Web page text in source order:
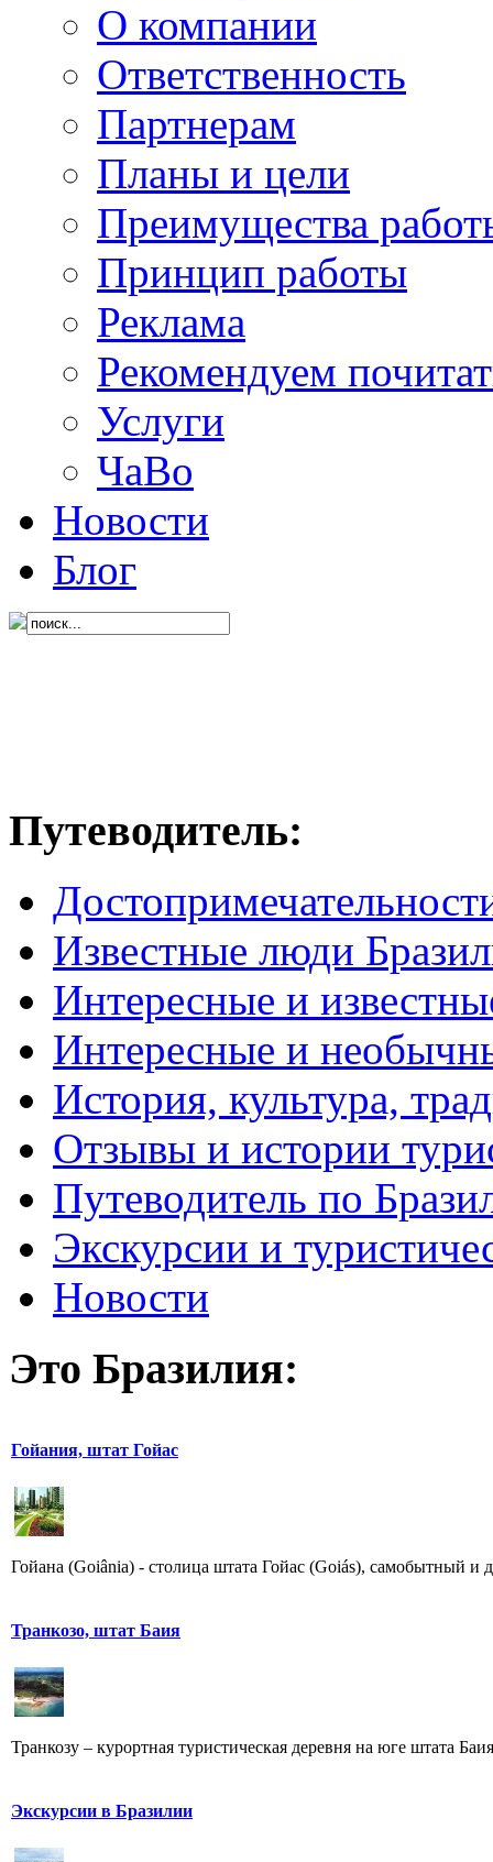
О компании
Ответственность
Партнерам
Планы и цели
Преимущества
Принцип работы
Реклама
Рекомендуем
Услуги
ЧаВо
Новости
Блог
Путеводитель:
Известные люди
Интересные и
Интересные и
История, культура,
Отзывы и истории
Путеводитель по
Экскурсии и
Новости
Это Бразилия:
Гойания, штат Гойас
Гойана (Goiânia) - столица штата Гойас (Goiás), самобытный и
Транкозо, штат Баия
Транкозу – курортная туристическая деревня на юге штата
Экскурсии в Бразилии